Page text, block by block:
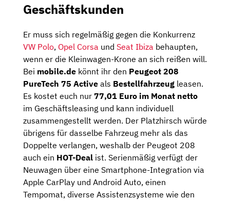
Geschäftskunden
Er muss sich regelmäßig gegen die Konkurrenz
VW Polo, Opel Corsa und Seat Ibiza behaupten,
wenn er die Kleinwagen-Krone an sich reißen will.
Bei mobile.de könnt ihr den Peugeot 208
PureTech 75 Active als Bestellfahrzeug leasen.
Es kostet euch nur 77,01 Euro im Monat netto
im Geschäftsleasing und kann individuell
zusammengestellt werden. Der Platzhirsch würde
übrigens für dasselbe Fahrzeug mehr als das
Doppelte verlangen, weshalb der Peugeot 208
auch ein HOT-Deal ist. Serienmäßig verfügt der
Neuwagen über eine Smartphone-Integration via
Apple CarPlay und Android Auto, einen
Tempomat, diverse Assistenzsysteme wie den